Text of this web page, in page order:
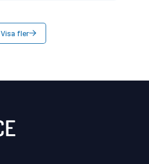
Visa fler